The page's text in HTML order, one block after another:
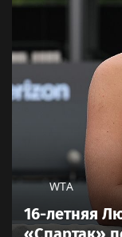
WTA
16-летняя